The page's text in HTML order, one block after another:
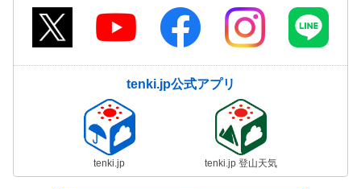
tenki.jp公式アプリ
tenki.jp tenki.jp 登山天気